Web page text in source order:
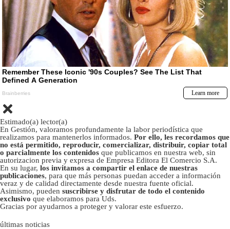
Estimado(a) lector(a)
En Gestión, valoramos profundamente la labor periodística que
realizamos para mantenerlos informados. Por ello, les recordamos que
no está permitido, reproducir, comercializar, distribuir, copiar total
o parcialmente los contenidos que publicamos en nuestra web, sin
autorizacion previa y expresa de Empresa Editora El Comercio S.A.
En su lugar, los invitamos a compartir el enlace de nuestras
publicaciones, para que más personas puedan acceder a información
veraz y de calidad directamente desde nuestra fuente oficial.
Asimismo, pueden suscribirse y disfrutar de todo el contenido
exclusivo que elaboramos para Uds.
Gracias por ayudarnos a proteger y valorar este esfuerzo.
últimas noticias